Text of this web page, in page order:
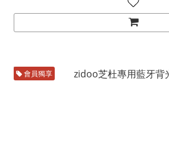
會員獨享